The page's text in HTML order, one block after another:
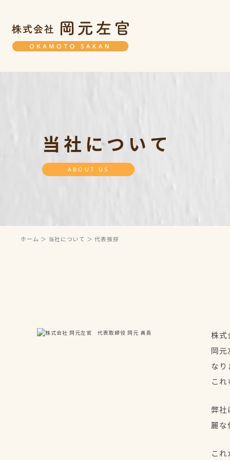
当社について
ABOUT US
ホーム ＞ 当社について ＞ 代表挨拶
株式
岡
なり
こ
弊社
麗な
こ